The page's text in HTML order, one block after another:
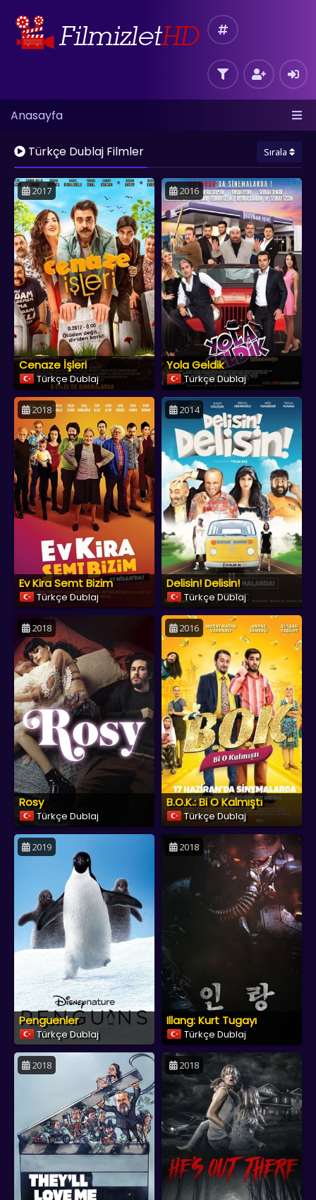
Anasayfa
Türkçe Dublaj Filmler Sırala
2017
Cenaze İşleri
Türkçe Dublaj
2016
Yola Geldik
Türkçe Dublaj
2018
Ev Kira Semt Bizim
Türkçe Dublaj
2014
Delisin! Delisin!
Türkçe Dublaj
2018
Rosy
Türkçe Dublaj
2016
B.O.K.: Bi O Kalmıştı
Türkçe Dublaj
2019
Penguenler
Türkçe Dublaj
2018
Illang: Kurt Tugayı
Türkçe Dublaj
2018 2018